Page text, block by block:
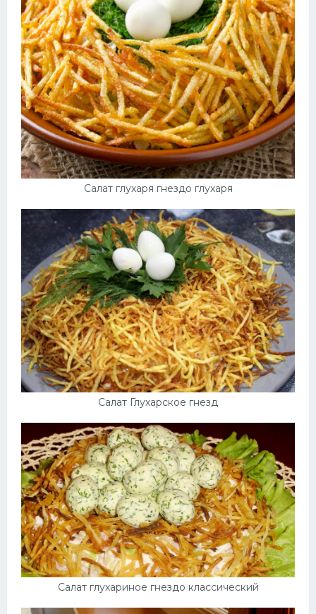
Салат глухаря гнездо глухаря
Салат Глухарское гнезд
Салат глухариное гнездо классический